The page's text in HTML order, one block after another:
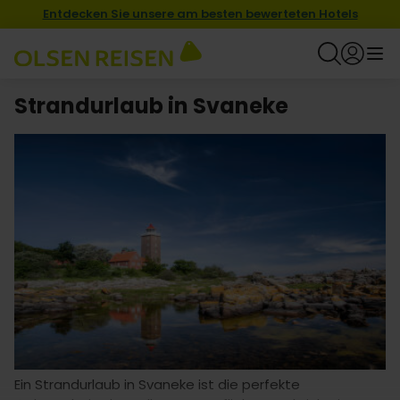
Entdecken Sie unsere am besten bewerteten Hotels
Strandurlaub in Svaneke
Ein Strandurlaub in Svaneke ist die perfekte